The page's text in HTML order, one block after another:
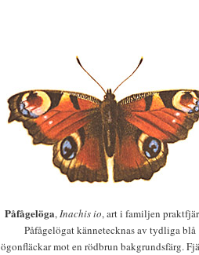
Påfågelöga,Inachis io, art i familjen
Påfågelögat kännetecknas av tydliga blå
ögonfläckar mot en rödbrun bakgrundsfärg.